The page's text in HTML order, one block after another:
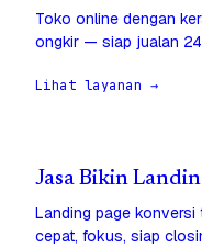
Toko online dengan
ongkir — siap jualan
Lihat layanan →
Jasa Bikin
Landing page
cepat, fokus, siap